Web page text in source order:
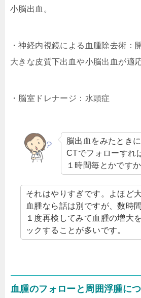
小脳出血。
・神経内視鏡による血腫除去術：
大きな皮質下出血や小脳出血が適応
・脳室ドレナージ：水頭症
脳出血をみたとき
CTでフォローすれ
１時間毎とかです
それはやりすぎです。よほど
血腫なら話は別ですが、数時
１度再検してみて血腫の増大
ックすることが多いです。
血腫のフォローと周囲浮腫に